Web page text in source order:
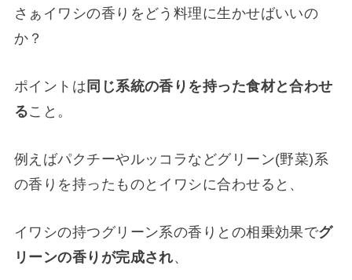
さぁイワシの香りをどう料理に生かせばいいの
か？
ポイントは 同じ系統の香りを持った食材と合わせ
ること。
例えばパクチーやルッコラなどグリーン(野菜)系
の香りを持ったものとイワシに合わせると、
イワシの持つグリーン系の香りとの相乗効果でグ
リーンの香りが完成され、